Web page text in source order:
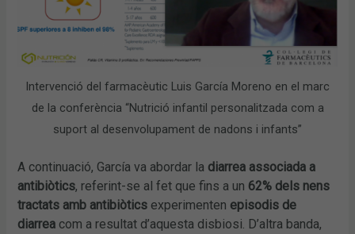
Intervenció del farmacèutic Luis García Moreno en el marc
de la conferència “Nutrició infantil personalitzada com a
suport al desenvolupament de nadons i infants”
A continuació, García va abordar la diarrea associada a
antibiòtics, referint-se al fet que fins a un 62% dels nens
tractats amb antibiòtics experimenten episodis de
diarrea com a resultat d’aquesta disbiosi. D’altra banda,